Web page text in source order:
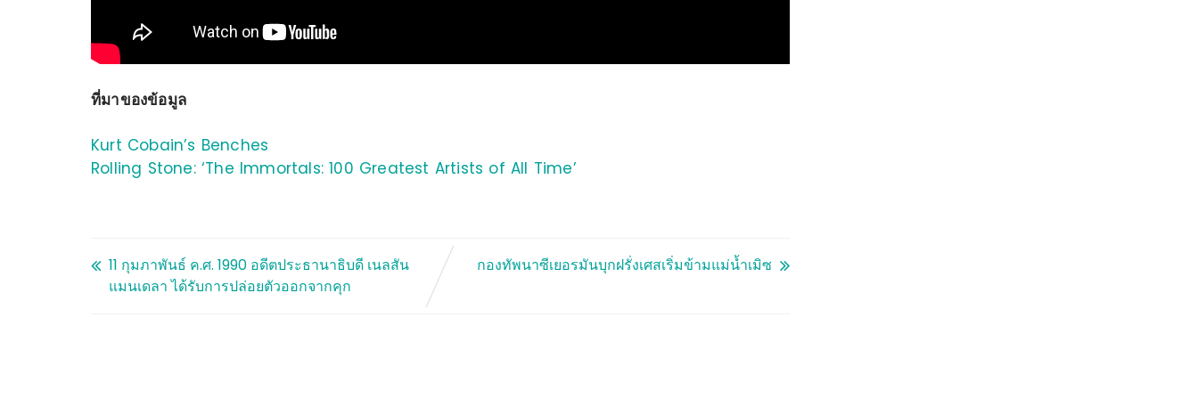
ที่มาของข้อมูล
Kurt Cobain’s Benches
Rolling Stone: ‘The Immortals: 100 Greatest Artists of All Time’
11 กุมภาพันธ์ ค.ศ. 1990 อดีตประธานาธิบดี เนลสัน
แมนเดลา ได้รับการปล่อยตัวออกจากคุก
กองทัพนาซีเยอรมันบุกฝรั่งเศสเริ่มข้ามแม่น้ำเมิซ